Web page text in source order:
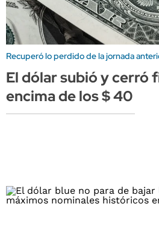
Recuperó lo perdido de la jornada
El dólar subió y cerró
encima de los $ 40